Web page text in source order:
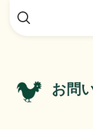
お問